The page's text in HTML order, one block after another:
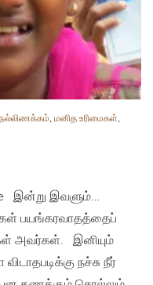
நல்லிணக்கம், மனித உரிமைகள்,
இன்று இவளும்…
பயங்கரவாதத்தைப்
அவர்கள். இனியும்
நச்சு நீர்